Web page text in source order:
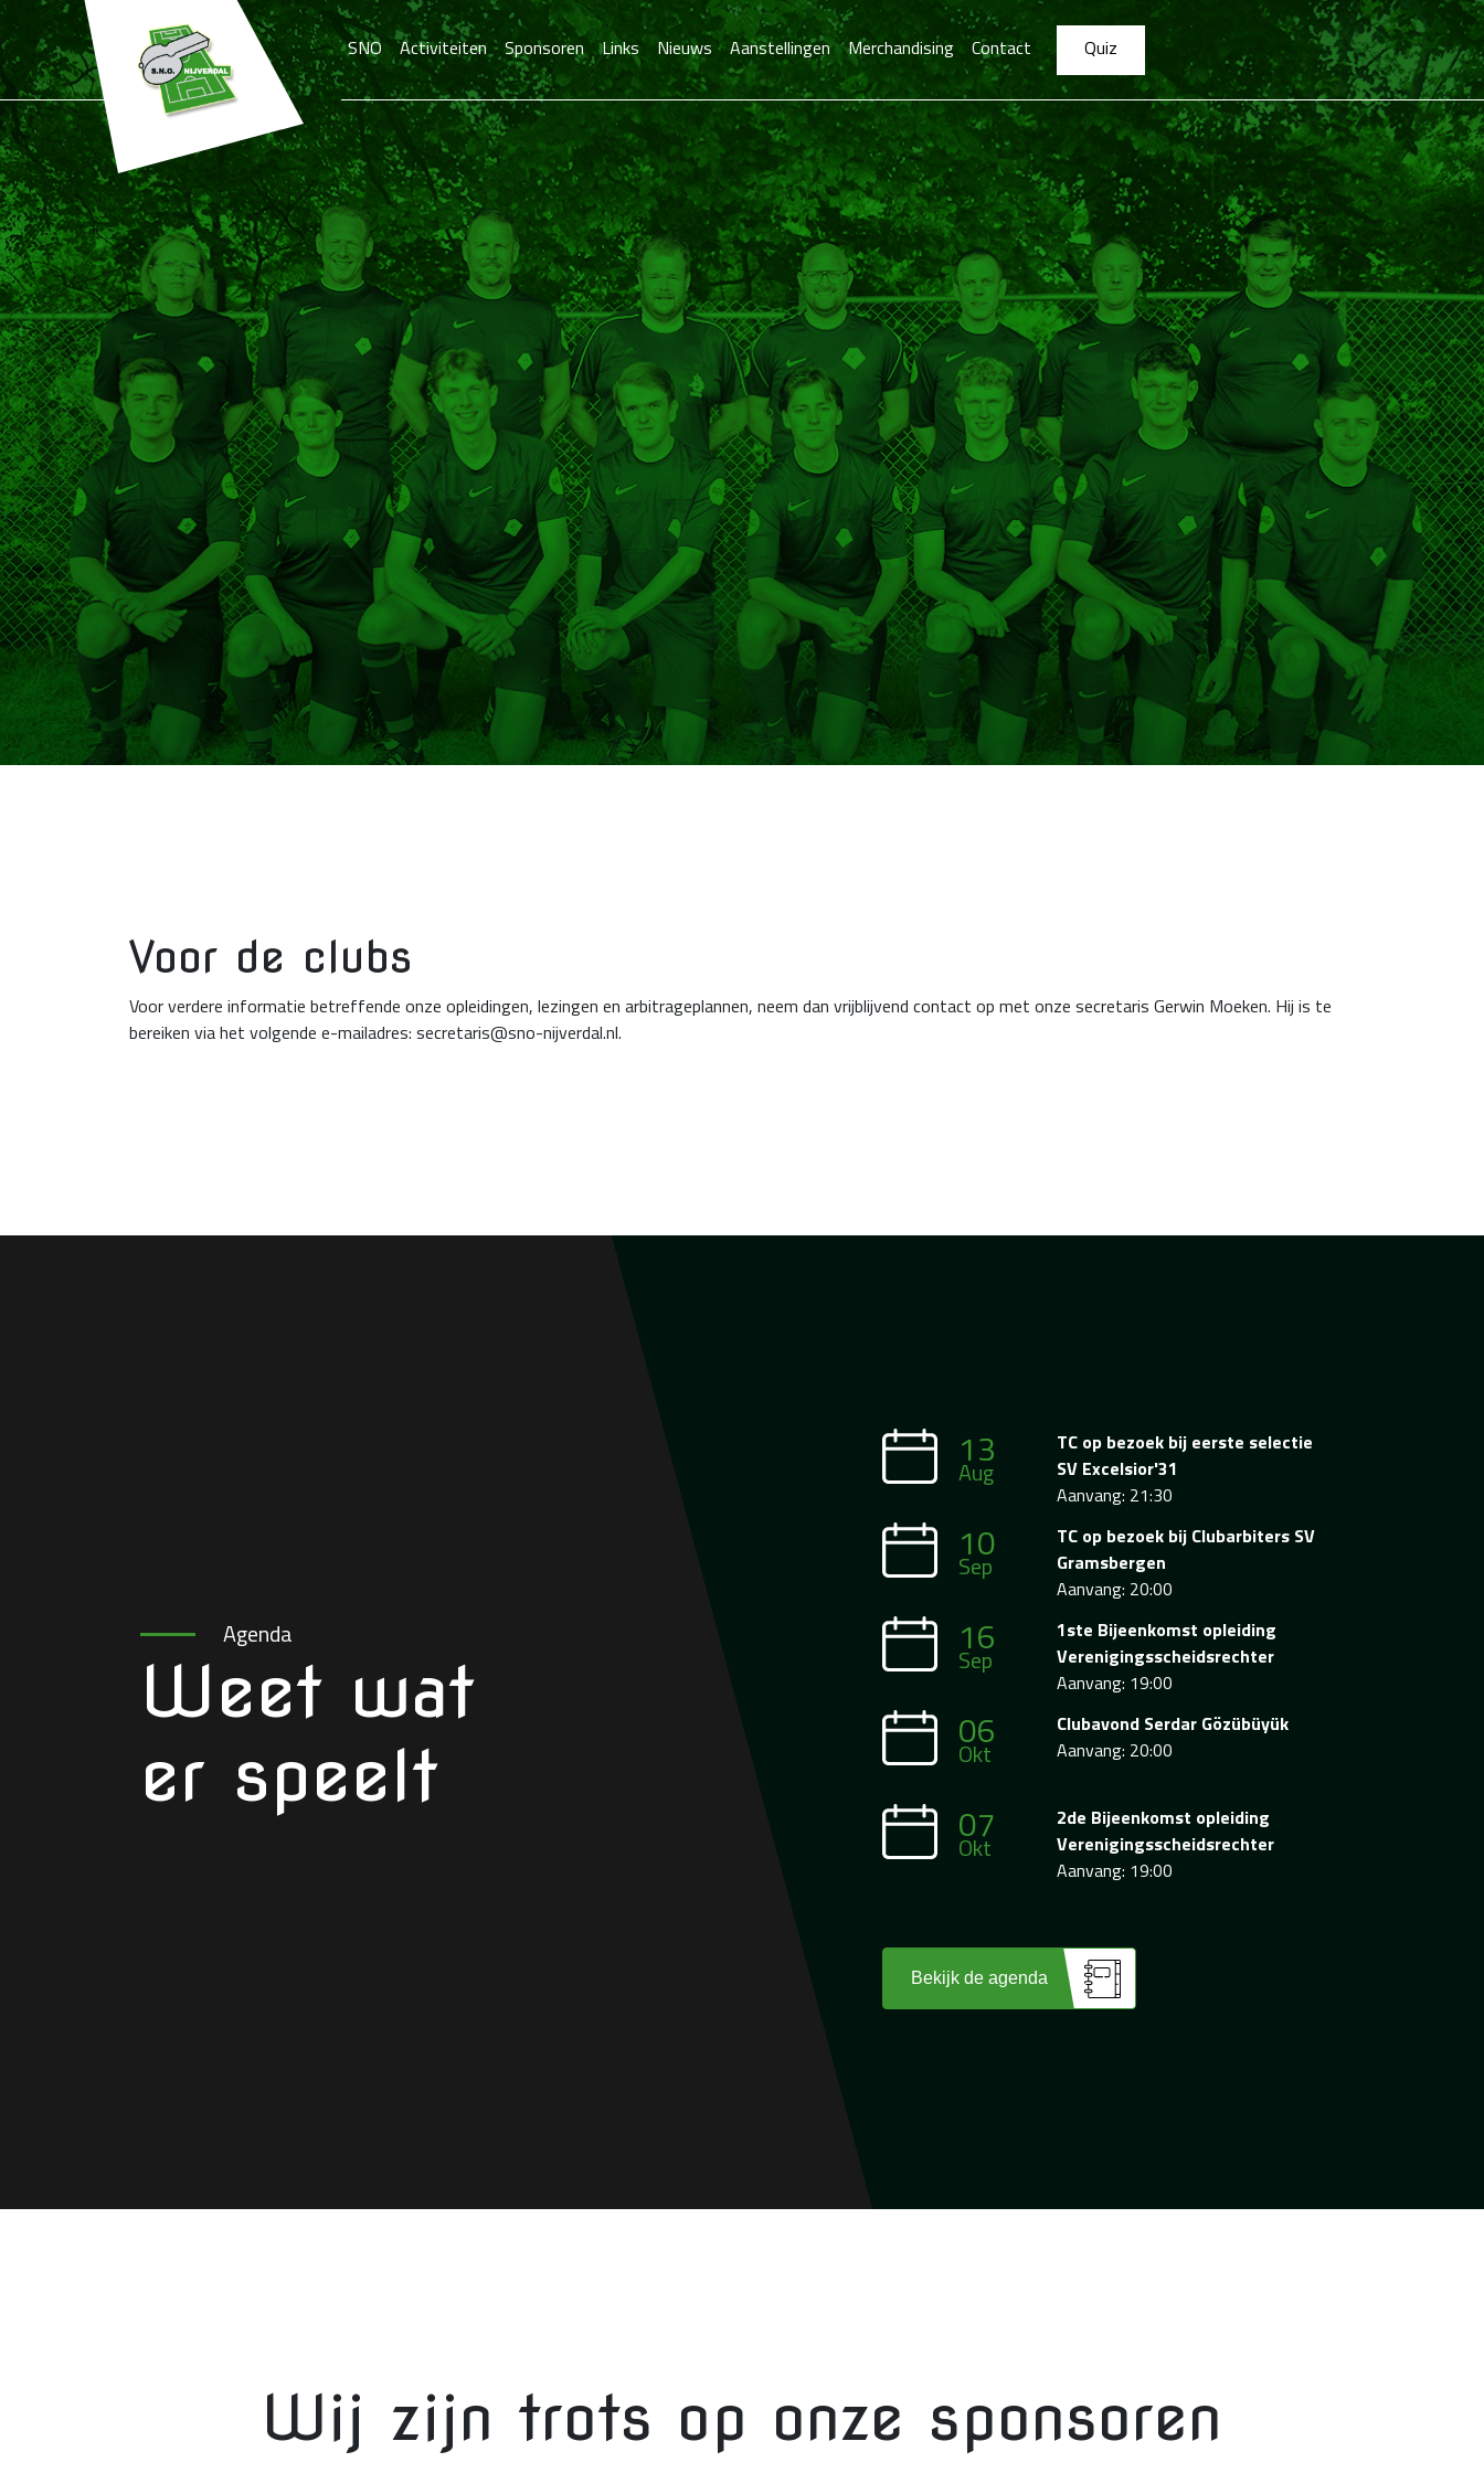
SNO Activiteiten Sponsoren Links Nieuws Aanstellingen Merchandising Contact Quiz
Voor de clubs
Voor verdere informatie betreffende onze opleidingen, lezingen en arbitrageplannen, neem dan vrijblijvend contact op met onze secretaris Gerwin Moeken. Hij is te
bereiken via het volgende e-mailadres: secretaris@sno-nijverdal.nl.
Agenda
Weet wat
er speelt
13
Aug
TC op bezoek bij eerste selectie
SV Excelsior'31
Aanvang: 21:30
10
Sep
TC op bezoek bij Clubarbiters SV
Gramsbergen
Aanvang: 20:00
16
Sep
1ste Bijeenkomst opleiding
Verenigingsscheidsrechter
Aanvang: 19:00
06
Okt
Clubavond Serdar Gözübüyük
Aanvang: 20:00
07
Okt
2de Bijeenkomst opleiding
Verenigingsscheidsrechter
Aanvang: 19:00
Bekijk de agenda
Wij zijn trots op onze sponsoren